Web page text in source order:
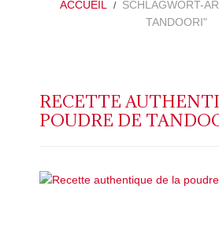
ACCUEIL
SCHLAGWORT-
TANDOORI"
RECETTE
POUDRE DE